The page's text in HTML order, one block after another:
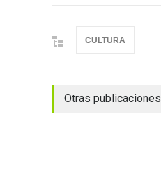
CULTURA
Otras publicaciones